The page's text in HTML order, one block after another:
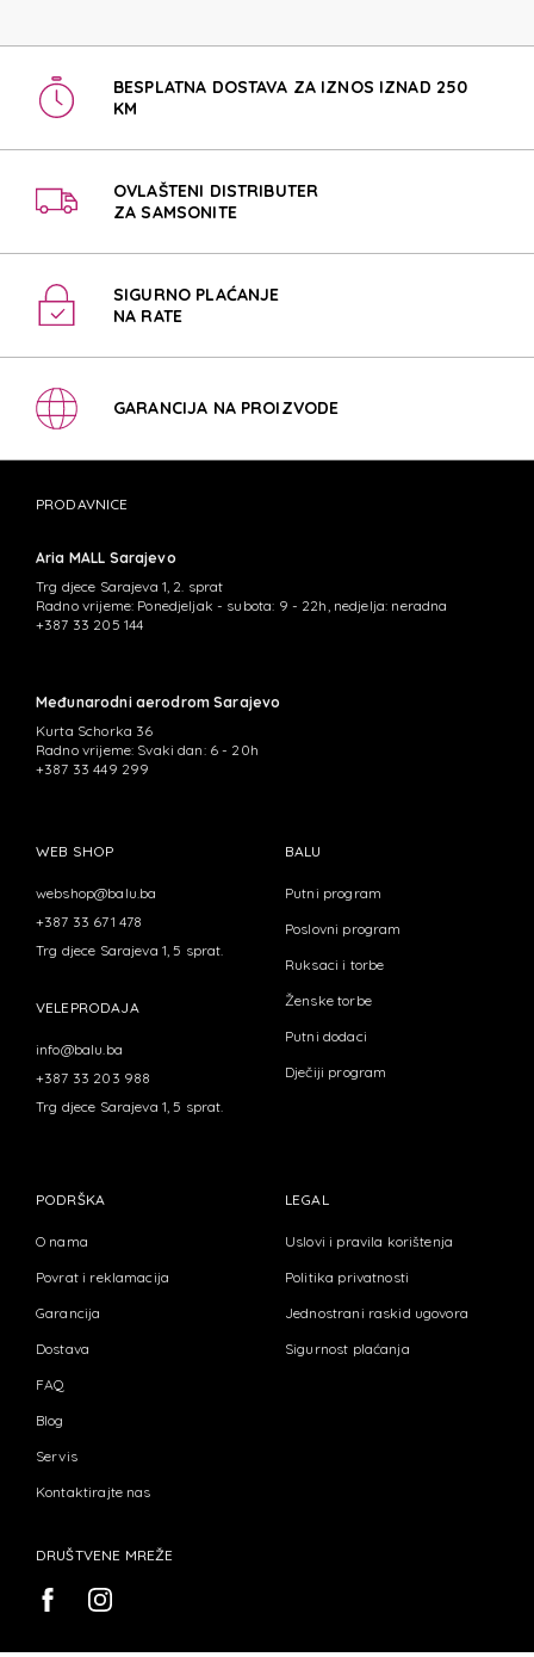
BESPLATNA DOSTAVA ZA IZNOS IZNAD 250
KM
OVLAŠTENI DISTRIBUTER
ZA SAMSONITE
SIGURNO PLAĆANJE
NA RATE
GARANCIJA NA PROIZVODE
PRODAVNICE
Aria MALL Sarajevo
Trg djece Sarajeva 1, 2. sprat
Radno vrijeme: Ponedjeljak - subota: 9 - 22h, nedjelja: neradna
+387 33 205 144
Međunarodni aerodrom Sarajevo
Kurta Schorka 36
Radno vrijeme: Svaki dan: 6 - 20h
+387 33 449 299
WEB SHOP
webshop@balu.ba
+387 33 671 478
Trg djece Sarajeva 1, 5 sprat.
VELEPRODAJA
info@balu.ba
+387 33 203 988
Trg djece Sarajeva 1, 5 sprat.
BALU
Putni program
Poslovni program
Ruksaci i torbe
Ženske torbe
Putni dodaci
Dječiji program
PODRŠKA
O nama
Povrat i reklamacija
Garancija
Dostava
FAQ
Blog
Servis
Kontaktirajte nas
LEGAL
Uslovi i pravila korištenja
Politika privatnosti
Jednostrani raskid ugovora
Sigurnost plaćanja
DRUŠTVENE MREŽE